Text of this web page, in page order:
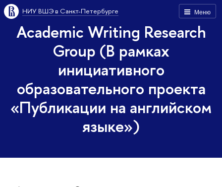
Меню
НИУ ВШЭ в Санкт-Петербурге
Academic Writing Research
Group (В рамках
инициативного
образовательного проекта
«Публикации на английском
языке»)